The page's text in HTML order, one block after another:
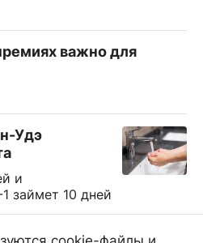
важно для
Удэ
и
займет 10 дней